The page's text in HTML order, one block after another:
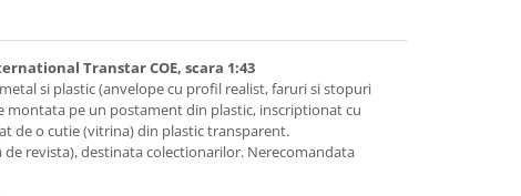
Transtar COE, scara 1:43
si plastic (anvelope cu profil realist, faruri si stopuri
montata pe un postament din plastic, inscriptionat cu
de o cutie (vitrina) din plastic transparent.
de revista), destinata colectionarilor. Nerecomandata